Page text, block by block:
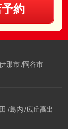
約
伊那市 岡谷市
島内 広丘高出